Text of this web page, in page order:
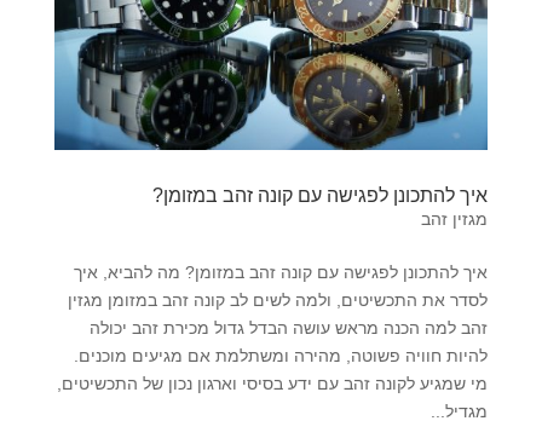
איך להתכונן לפגישה עם קונה זהב במזומן?
מגזין זהב
איך להתכונן לפגישה עם קונה זהב במזומן? מה להביא, איך
לסדר את התכשיטים, ולמה לשים לב קונה זהב במזומן מגזין
זהב למה הכנה מראש עושה הבדל גדול מכירת זהב יכולה
להיות חוויה פשוטה, מהירה ומשתלמת אם מגיעים מוכנים.
מי שמגיע לקונה זהב עם ידע בסיסי וארגון נכון של התכשיטים,
מגדיל...